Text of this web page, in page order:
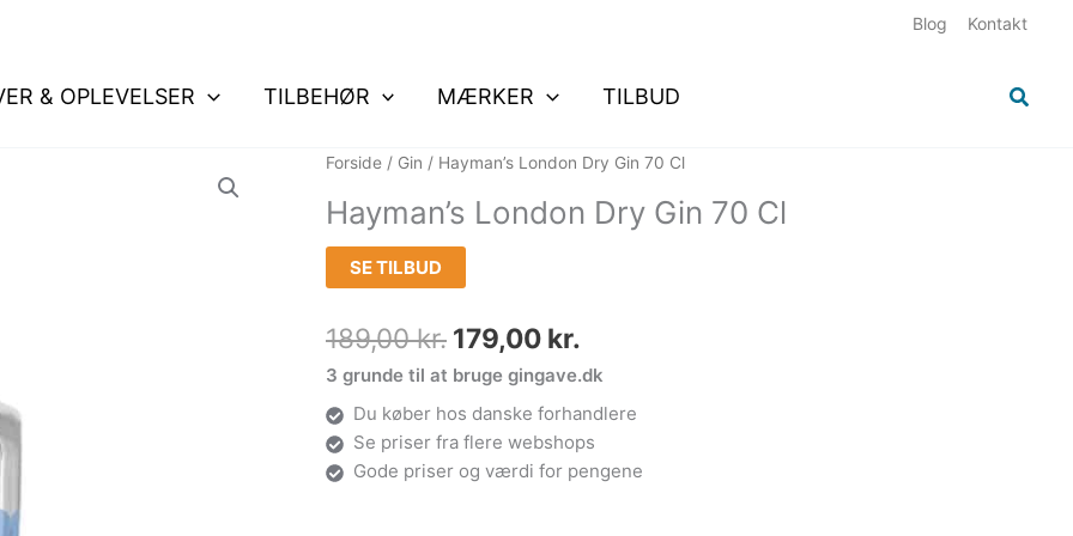
Blog Kontakt
& OPLEVELSER TILBEHØR MÆRKER TILBUD Søg
Forside / Gin / Hayman’s London Dry Gin 70 Cl
Hayman’s London Dry Gin 70 Cl
SE TILBUD
189,00kr.
Den
pris
var:
179,00 kr.
Den
pris
3 grunde til at bruge gingave.dk
Du køber hos danske forhandlere
Se priser fra flere webshops
Gode priser og værdi for pengene